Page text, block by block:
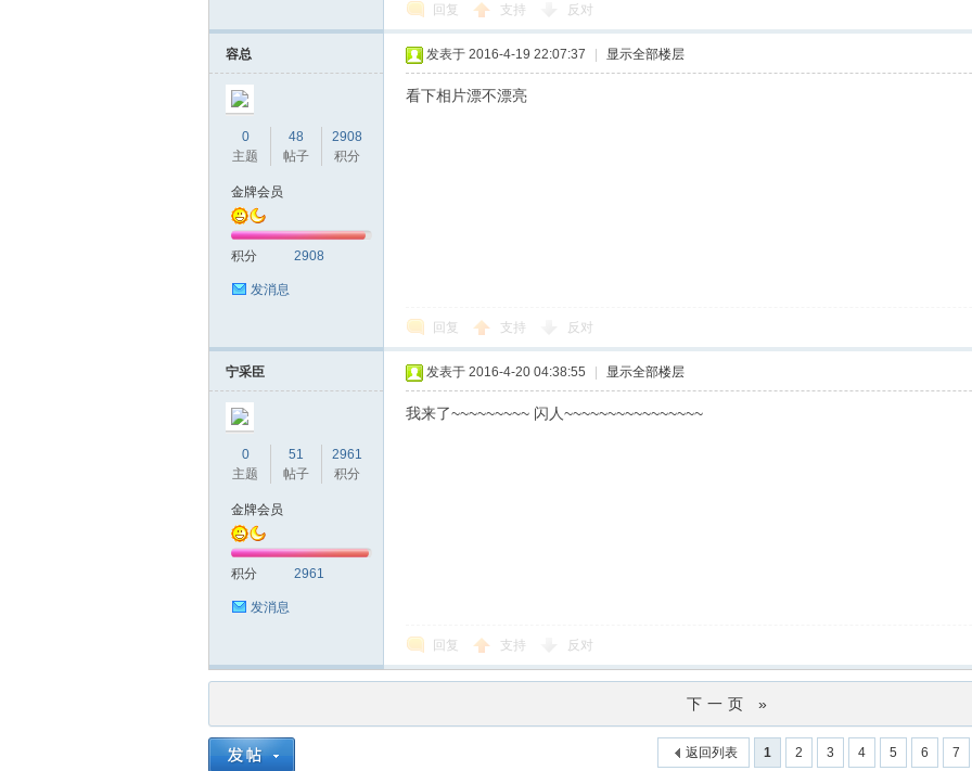
茶
回复 支持 反对
容总
0
主题
48
帖子
2908
积分
金牌会员
积分 2908
发消息
发表于 2016-4-19 22:07:37 显示全部楼层
看下相片漂不漂亮
回复 支持 反对
宁采臣
0
主题
51
帖子
2961
积分
金牌会员
积分 2961
发消息
发表于 2016-4-20 04:38:55 显示全部楼层
我来了~~~~~~~~~ 闪人~~~~~~~~~~~~~~~~
回复 支持 反对
下一页 »
1 2 3 4 5 6 7
返回列表